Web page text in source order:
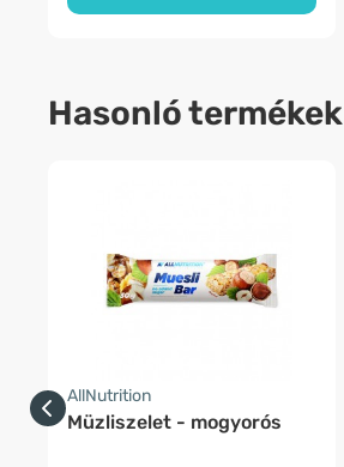
Hasonló termékek
AllNutrition
Müzliszelet - mogyorós